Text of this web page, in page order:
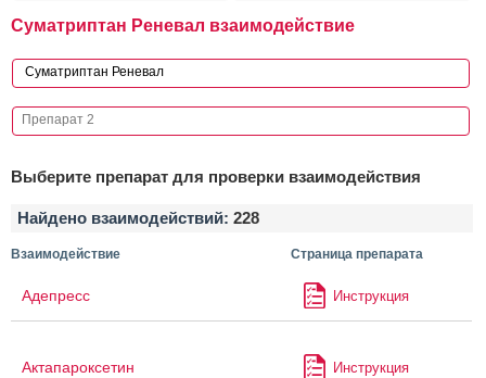
Суматриптан Реневал взаимодействие
Выберите препарат для проверки взаимодействия
Найдено взаимодействий: 228
Взаимодействие Страница препарата
Адепресс Инструкция
Актапароксетин Инструкция